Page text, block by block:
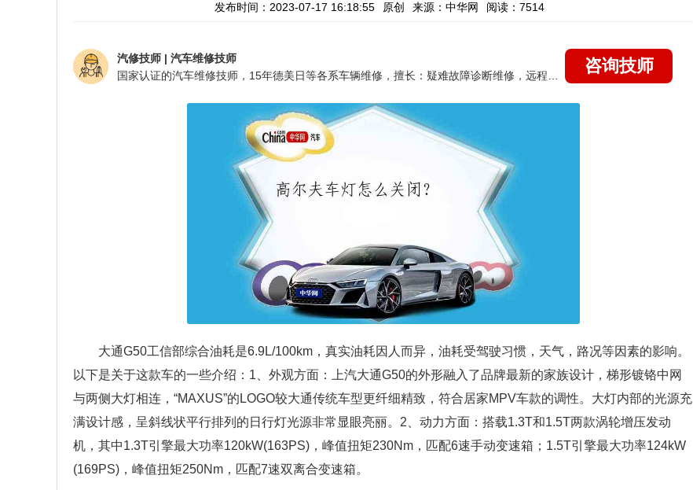
发布时间：2023-07-17 16:18:55 原创 来源：中华网 阅读：7514
汽修技师 | 汽车维修技师
咨询技师
大通G50工信部综合油耗是6.9L/100km，真实油耗因人而异，油耗受驾驶习惯，天气，路况等因素的影响。
以下是关于这款车的一些介绍：1、外观方面：上汽大通G50的外形融入了品牌最新的家族设计，梯形镀铬中网
与两侧大灯相连，“MAXUS”的LOGO较大通传统车型更纤细精致，符合居家MPV车款的调性。大灯内部的光源充
满设计感，呈斜线状平行排列的日行灯光源非常显眼亮丽。2、动力方面：搭载1.3T和1.5T两款涡轮增压发动
机，其中1.3T引擎最大功率120kW(163PS)，峰值扭矩230Nm，匹配6速手动变速箱；1.5T引擎最大功率124kW
(169PS)，峰值扭矩250Nm，匹配7速双离合变速箱。